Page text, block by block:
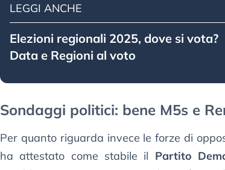
LEGGI ANCHE
Elezioni regionali 2025, dove si vota?
Data e Regioni al voto
Sondaggi politici: bene M5s e
Per quanto riguarda invece le forze di
ha attestato come stabile il Partito